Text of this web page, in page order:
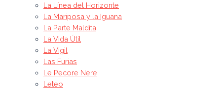
La Línea del Horizonte
La Mariposa y la Iguana
La Parte Maldita
La Vida Útil
La Vigil
Las Furias
Le Pecore Nere
Leteo